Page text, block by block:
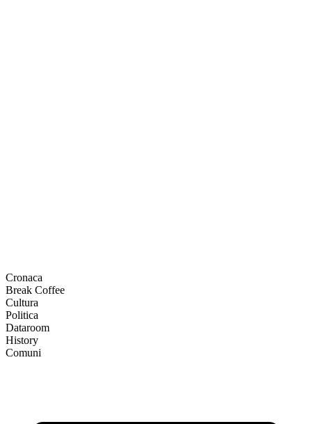
Cronaca
Break Coffee
Cultura
Politica
Dataroom
History
Comuni